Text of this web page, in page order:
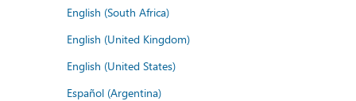
English (South Africa)
English (United Kingdom)
English (United States)
Español (Argentina)